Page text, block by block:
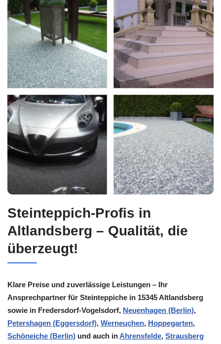
Steinteppich-Profis in
Altlandsberg – Qualität, die
überzeugt!
Klare Preise und zuverlässige Leistungen – Ihr
Ansprechpartner für Steinteppiche in 15345 Altlandsberg
sowie in Fredersdorf-Vogelsdorf, Neuenhagen (Berlin),
Petershagen (Eggersdorf), Werneuchen, Hoppegarten,
Schöneiche (Berlin) und auch inAhrensfelde, Strausberg